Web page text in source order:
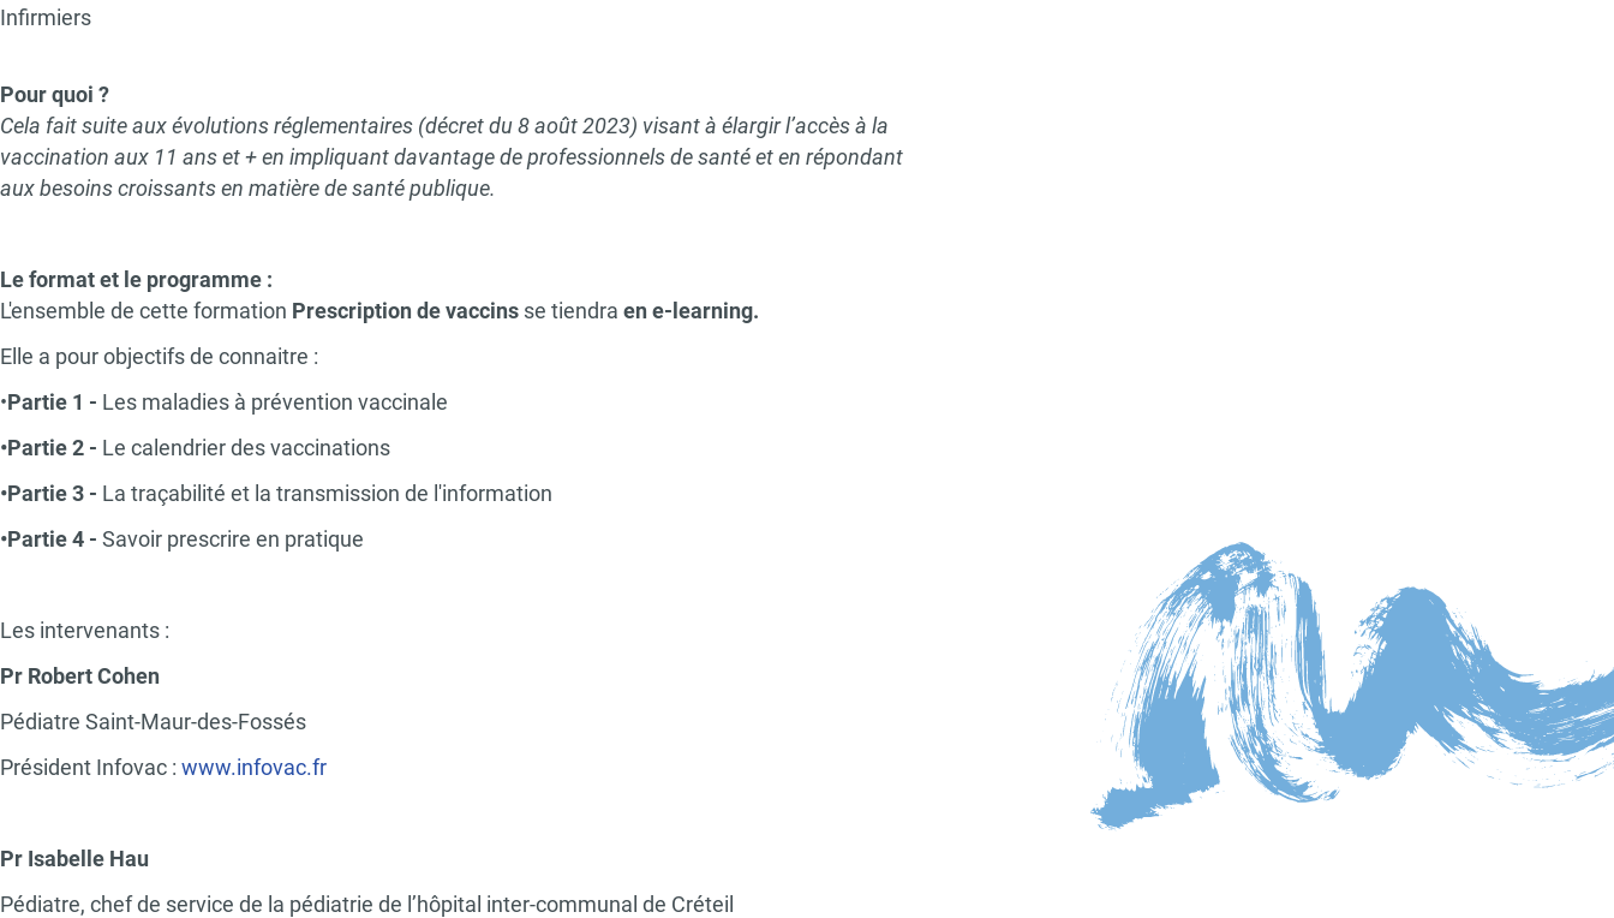
Infirmiers
Pour quoi ?
Cela fait suite aux évolutions réglementaires (décret du 8 août 2023) visant à élargir l’accès à la
vaccination aux 11 ans et + en impliquant davantage de professionnels de santé et en répondant
aux besoins croissants en matière de santé publique.
Le format et le programme :
L'ensemble de cette formation Prescription de vaccins se tiendra en e-learning.
Elle a pour objectifs de connaitre :
•Partie 1 - Les maladies à prévention vaccinale
•Partie 2 - Le calendrier des vaccinations
•Partie 3 - La traçabilité et la transmission de l'information
•Partie 4 - Savoir prescrire en pratique
Les intervenants :
Pr Robert Cohen
Pédiatre Saint-Maur-des-Fossés
Président Infovac : www.infovac.fr
Pr Isabelle Hau
Pédiatre, chef de service de la pédiatrie de l’hôpital inter-communal de Créteil